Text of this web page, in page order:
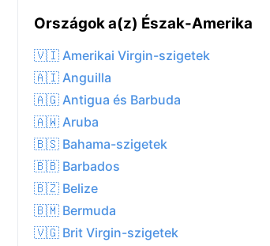
Országok a(z) Észak-Amerika
🇻🇮 Amerikai Virgin-szigetek
🇦🇮 Anguilla
🇦🇬 Antigua és Barbuda
🇦🇼 Aruba
🇧🇸 Bahama-szigetek
🇧🇧 Barbados
🇧🇿 Belize
🇧🇲 Bermuda
🇻🇬 Brit Virgin-szigetek